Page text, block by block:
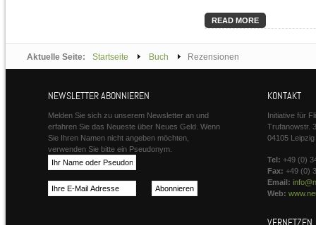
READ MORE
Aktuelle Seite: Startseite Buch Rezensionen
NEWSLETTER ABONNIEREN
Melden Sie sich zu unserem Newsletter an und
erfahren Sie das Neueste über Neues Geld. Wenn
Sie Ihren Namen nicht angeben möchten,
verwenden Sie bitte ein Pseudonym.
KONTAKT
Initiative für
Trufanowstr.
04105 Leipzig
Tel: +49 (0)
Fax: +49 (0)
Email:
Web:
VERNETZEN